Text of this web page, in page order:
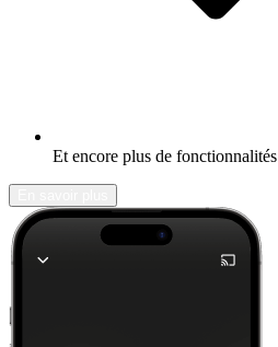
Et encore plus de fonctionnalités